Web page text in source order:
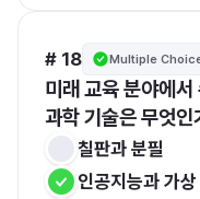
# 18 Multiple
미래 교육 분야에
과학 기술은 무엇인
칠판과 분필
인공지능과 가